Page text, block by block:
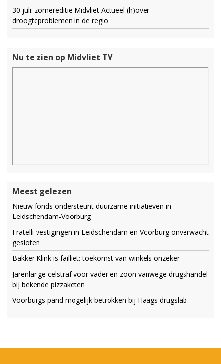
30 juli: zomereditie Midvliet Actueel (h)over
droogteproblemen in de regio
Nu te zien op Midvliet TV
Meest gelezen
Nieuw fonds ondersteunt duurzame initiatieven in
Leidschendam-Voorburg
Fratelli-vestigingen in Leidschendam en Voorburg onverwacht
gesloten
Bakker Klink is failliet: toekomst van winkels onzeker
Jarenlange celstraf voor vader en zoon vanwege drugshandel
bij bekende pizzaketen
Voorburgs pand mogelijk betrokken bij Haags drugslab